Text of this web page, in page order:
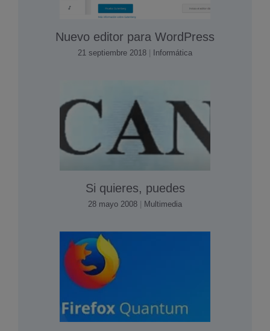
Nuevo editor para WordPress
21 septiembre 2018 Informática
Si quieres, puedes
28 mayo 2008 Multimedia